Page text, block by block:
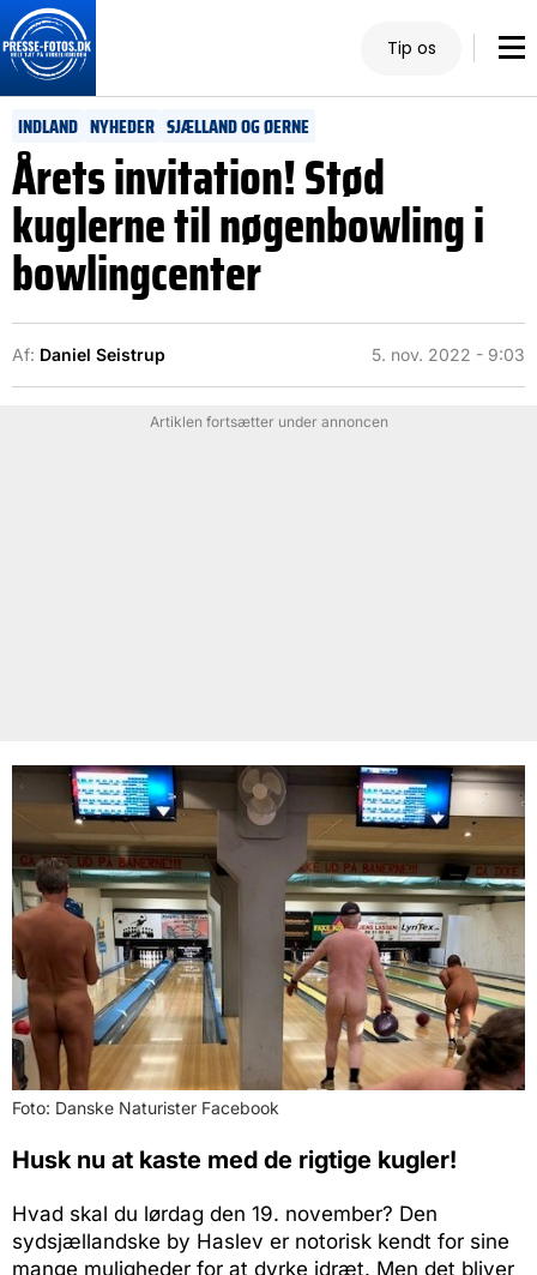
Tip os
INDLAND NYHEDER SJÆLLAND OG ØERNE
Årets invitation! Stød
kuglerne til nøgenbowling i
bowlingcenter
Af: Daniel Seistrup 5. nov. 2022 - 9:03
Artiklen fortsætter under annoncen
Foto: Danske Naturister Facebook
Husk nu at kaste med de rigtige kugler!
Hvad skal du lørdag den 19. november? Den
sydsjællandske by Haslev er notorisk kendt for sine
mange muligheder for at dyrke idræt. Men det bliver